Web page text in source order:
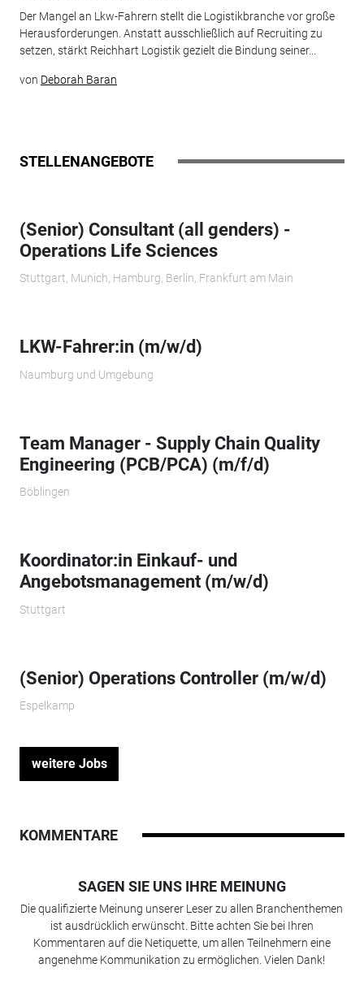
Der Mangel an Lkw-Fahrern stellt die Logistikbranche vor große
Herausforderungen. Anstatt ausschließlich auf Recruiting zu
setzen, stärkt Reichhart Logistik gezielt die Bindung seiner...
von Deborah Baran
STELLENANGEBOTE
(Senior) Consultant (all genders) -
Operations Life Sciences
Stuttgart, Munich, Hamburg, Berlin, Frankfurt am Main
LKW-Fahrer:in (m/w/d)
Naumburg und Umgebung
Team Manager - Supply Chain Quality
Engineering (PCB/PCA) (m/f/d)
Böblingen
Koordinator:in Einkauf- und
Angebotsmanagement (m/w/d)
Stuttgart
(Senior) Operations Controller (m/w/d)
Espelkamp
weitere Jobs
KOMMENTARE
SAGEN SIE UNS IHRE MEINUNG
Die qualifizierte Meinung unserer Leser zu allen Branchenthemen
ist ausdrücklich erwünscht. Bitte achten Sie bei Ihren
Kommentaren auf die Netiquette, um allen Teilnehmern eine
angenehme Kommunikation zu ermöglichen. Vielen Dank!